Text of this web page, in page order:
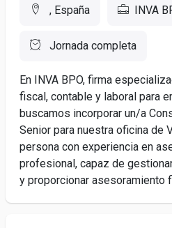
, España INVA
Jornada completa
En INVA BPO, firma
fiscal, contable y laboral para
buscamos incorporar un/a
Senior para nuestra oficina de
persona con experiencia en
profesional, capaz de
y proporcionar asesoramiento